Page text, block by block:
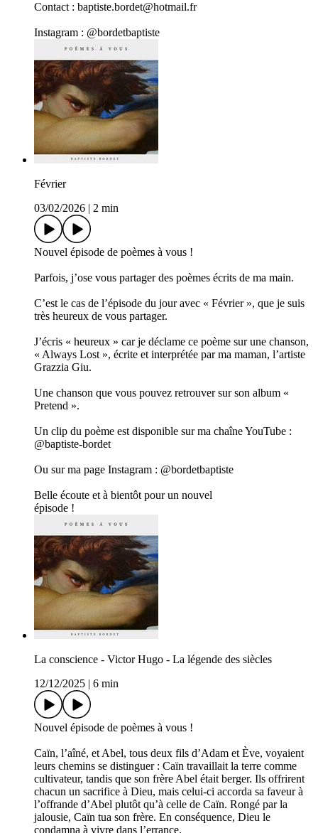
Contact : baptiste.bordet@hotmail.fr
Instagram : @bordetbaptiste
Février
03/02/2026
2 min
Nouvel épisode de poèmes à vous !
Parfois, j’ose vous partager des poèmes écrits de ma main.
C’est le cas de l’épisode du jour avec « Février », que je suis
très heureux de vous partager.
J’écris « heureux » car je déclame ce poème sur une chanson,
« Always Lost », écrite et interprétée par ma maman, l’artiste
Grazzia Giu.
Une chanson que vous pouvez retrouver sur son album «
Pretend ».
Un clip du poème est disponible sur ma chaîne YouTube :
@baptiste-bordet
Ou sur ma page Instagram : @bordetbaptiste
Belle écoute et à bientôt pour un nouvel
épisode !
La conscience - Victor Hugo - La légende des siècles
12/12/2025
6 min
Nouvel épisode de poèmes à vous !
Caïn, l’aîné, et Abel, tous deux fils d’Adam et Ève, voyaient
leurs chemins se distinguer : Caïn travaillait la terre comme
cultivateur, tandis que son frère Abel était berger. Ils offrirent
chacun un sacrifice à Dieu, mais celui-ci accorda sa faveur à
l’offrande d’Abel plutôt qu’à celle de Caïn. Rongé par la
jalousie, Caïn tua son frère. En conséquence, Dieu le
condamna à vivre dans l’errance.